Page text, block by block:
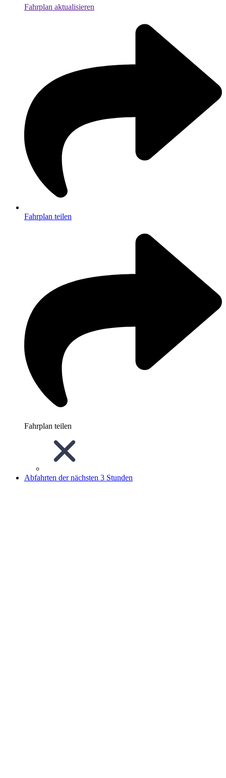
Fahrplan aktualisieren
Fahrplan teilen
Fahrplan teilen
Abfahrten der nächsten 3 Stunden